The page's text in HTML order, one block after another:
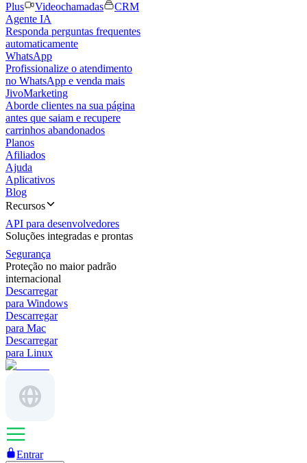
Plus
Videochamadas
CRM
Agente IA
Responda perguntas frequentes
automaticamente
WhatsApp
Profissionalize o atendimento
no WhatsApp e venda mais
JivoMarketing
Aborde clientes na sua página
antes que saiam e recupere
carrinhos abandonados
Planos
Afiliados
Ajuda
Aplicativos
Blog
Recursos
API para desenvolvedores
Soluções integradas e prontas
Segurança
Proteção no maior padrão
internacional
Descarregar
para Windows
Descarregar
para Mac
Descarregar
para Linux
Entrar